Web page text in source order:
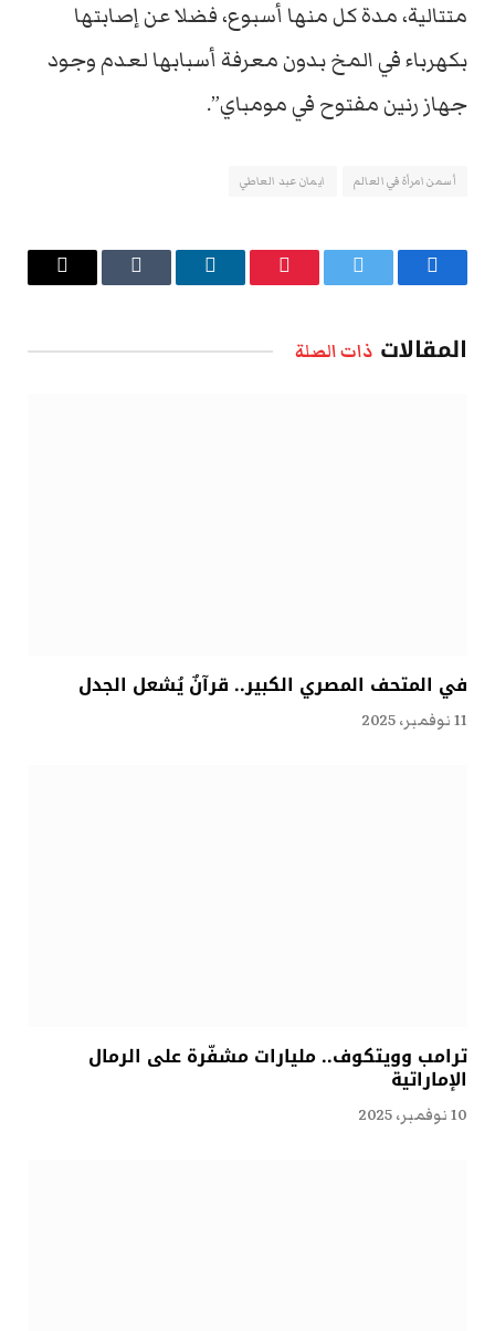
متتالية، مدة كل منها أسبوع، فضلا عن إصابتها
بكهرباء في المخ بدون معرفة أسبابها لعدم وجود
جهاز رنين مفتوح في مومباي”.
أسمن امرأة في العالم ايمان عبد العاطي
فيسبوك تويتر بينتيريستلينكدإن Tumblr
البريد
المقالات ذات الصلة
في المتحف المصري الكبير.. قرآنٌ يُشعل الجدل
11 نوفمبر، 2025
ترامب وويتكوف.. مليارات مشفّرة على الرمال
الإماراتية
10 نوفمبر، 2025